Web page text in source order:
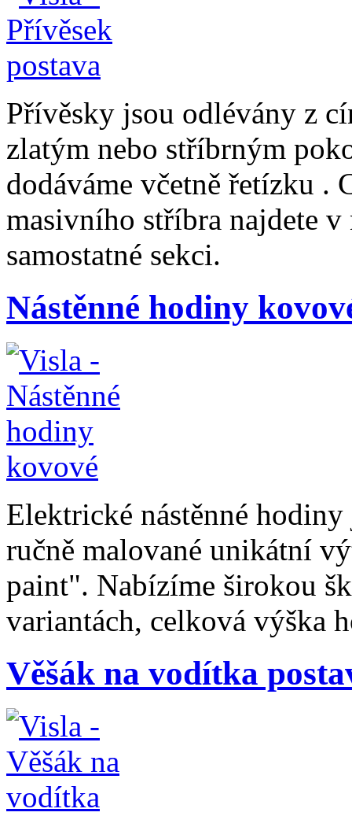
Přívěsky jsou odlévány z
zlatým nebo stříbrným
dodáváme včetně řetízku .
masivního stříbra najdete
samostatné sekci.
Nástěnné hodiny
Elektrické nástěnné
ručně malované unikátní
paint". Nabízíme širokou
variantách, celková výška
Věšák na vodítka